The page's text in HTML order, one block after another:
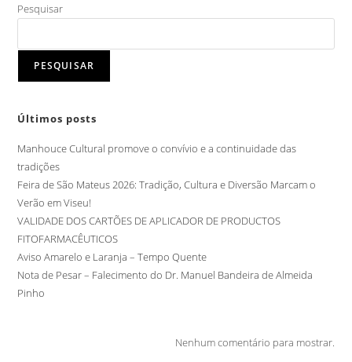
Pesquisar
PESQUISAR
Últimos posts
Manhouce Cultural promove o convívio e a continuidade das
tradições
Feira de São Mateus 2026: Tradição, Cultura e Diversão Marcam o
Verão em Viseu!
VALIDADE DOS CARTÕES DE APLICADOR DE PRODUCTOS
FITOFARMACÊUTICOS
Aviso Amarelo e Laranja – Tempo Quente
Nota de Pesar – Falecimento do Dr. Manuel Bandeira de Almeida
Pinho
Nenhum comentário para mostrar.